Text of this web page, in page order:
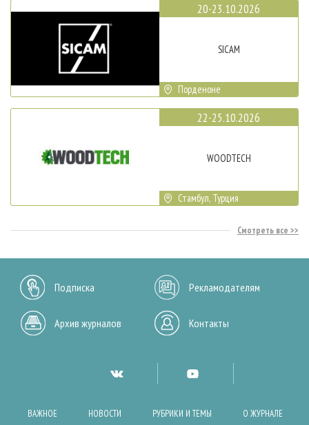
20-23.10.2026
SICAM
Порденоне
22-25.10.2026
WOODTECH
Стамбул, Турция
Смотреть все
Подписка Рекламодателям
Архив журналов Контакты
ВАЖНОЕ НОВОСТИ РУБРИКИ И ТЕМЫ О ЖУРНАЛЕ